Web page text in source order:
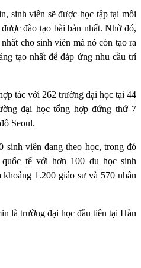
sinh viên sẽ được học tập tại môi
đào tạo bài bản nhất. Nhờ đó,
cho sinh viên mà nó còn tạo ra
tạo nhất để đáp ứng nhu cầu trí
tác với 262 trường đại học tại 44
đại học tổng hợp đứng thứ 7
Seoul.
sinh viên đang theo học, trong đó
tế với hơn 100 du học sinh
1.200 giáo sư và 570 nhân
là trường đại học đầu tiên tại Hàn